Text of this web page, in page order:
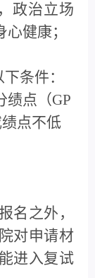
政治立场
健康；
条件：
绩点（GP
点不低
名之外，
对申请材
进入复试